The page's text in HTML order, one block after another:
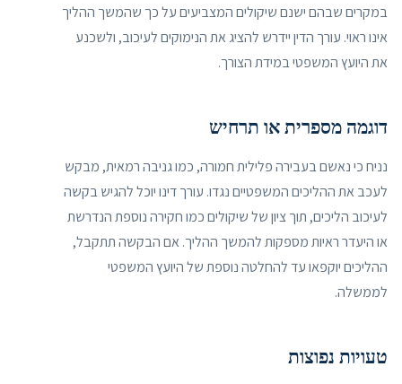
במקרים שבהם ישנם שיקולים המצביעים על כך שהמשך ההליך
אינו ראוי. עורך הדין יידרש להציג את הנימוקים לעיכוב, ולשכנע
את היועץ המשפטי במידת הצורך.
דוגמה מספרית או תרחיש
נניח כי נאשם בעבירה פלילית חמורה, כמו גניבה רמאית, מבקש
לעכב את ההליכים המשפטיים נגדו. עורך דינו יוכל להגיש בקשה
לעיכוב הליכים, תוך ציון של שיקולים כמו חקירה נוספת הנדרשת
או היעדר ראיות מספקות להמשך ההליך. אם הבקשה תתקבל,
ההליכים יוקפאו עד להחלטה נוספת של היועץ המשפטי
לממשלה.
טעויות נפוצות